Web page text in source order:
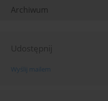
Archiwum
Udostępnij
Wyślij mailem